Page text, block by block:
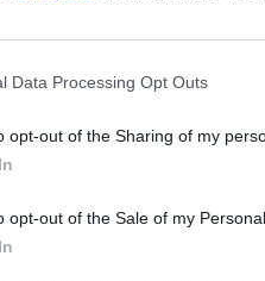
Data Processing Opt Outs
opt-out of the Sharing of my
opt-out of the Sale of my Personal
gastronomía
serán algunos
la tarde hasta la
de esta edición será la
míticas y festivales
The Face, Kum
de Valencia Remember
personal